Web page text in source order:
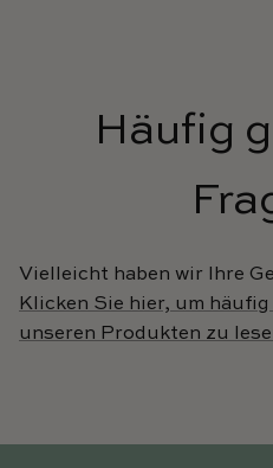
Häufig
Vielleicht haben wir Ihre
Klicken Sie hier, um
unseren Produkten zu